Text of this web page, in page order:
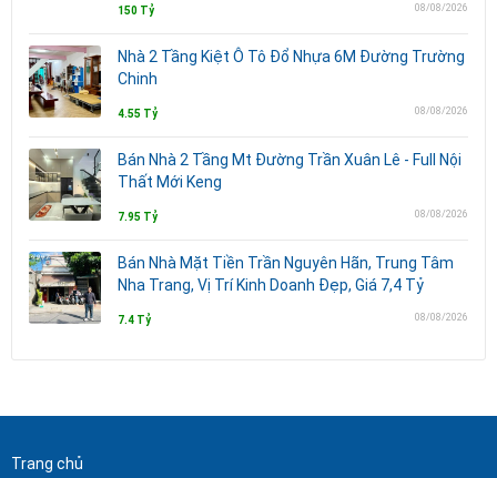
150 Tỷ 08/08/2026
Nhà 2 Tầng Kiệt Ô Tô Đổ Nhựa 6M Đường Trường
Chinh
4.55 Tỷ 08/08/2026
Bán Nhà 2 Tầng Mt Đường Trần Xuân Lê - Full Nội
Thất Mới Keng
7.95 Tỷ 08/08/2026
Bán Nhà Mặt Tiền Trần Nguyên Hãn, Trung Tâm
Nha Trang, Vị Trí Kinh Doanh Đẹp, Giá 7,4 Tỷ
7.4 Tỷ 08/08/2026
Trang chủ